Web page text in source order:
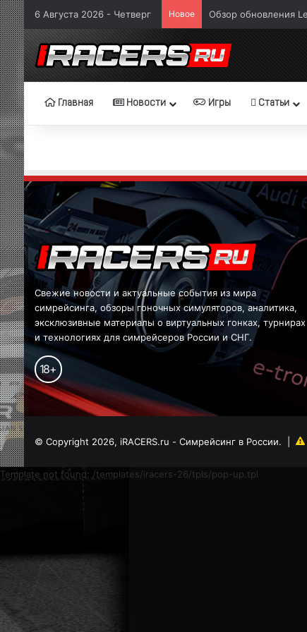
6 Августа 2026 - Четверг Новое
Главная Новости Игры Статьи
Свежие новости и актуальные события из мира
симрейсинга, обзоры гоночных симуляторов, аналитика,
эксклюзивные материалы о виртуальных гонках, турнирах
и технологиях для симрейсеров России и СНГ.
18+
© Copyright 2026, iRACERS.ru - Симрейсинг в России.
Template not found: /templates/iracers-26/tpls/pop-up.tpl